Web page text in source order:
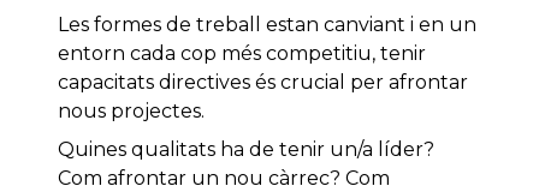
Les formes de treball estan canviant i en un
entorn cada cop més competitiu, tenir
capacitats directives és crucial per afrontar
nous projectes.
Quines qualitats ha de tenir un/a líder?
Com afrontar un nou càrrec? Com